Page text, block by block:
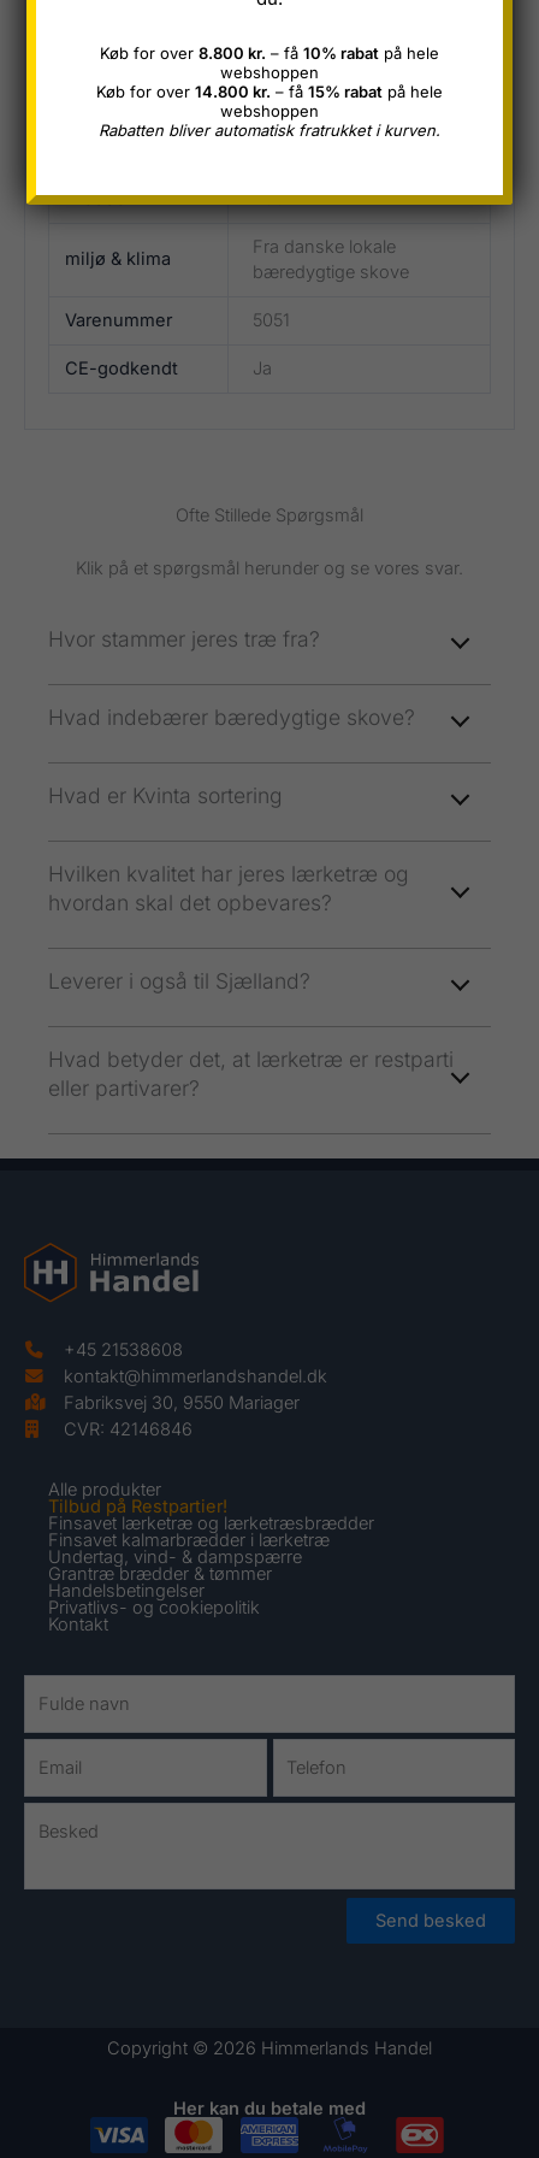
Længde 3600, 4200, 5100
Bredde 200
miljø & klima
Fra danske lokale
bæredygtige skove
Varenummer 5051
CE-godkendt Ja
Ofte Stillede Spørgsmål
Klik på et spørgsmål herunder og se vores svar.
Hvor stammer jeres træ fra?
Hvad indebærer bæredygtige skove?
Hvad er Kvinta sortering
Hvilken kvalitet har jeres lærketræ og
hvordan skal det opbevares?
Leverer i også til Sjælland?
Hvad betyder det, at lærketræ er restparti
eller partivarer?
+45 21538608
kontakt@himmerlandshandel.dk
Fabriksvej 30, 9550 Mariager
CVR: 42146846
Alle produkter
Tilbud på Restpartier!
Finsavet lærketræ og lærketræsbrædder
Finsavet kalmarbrædder i lærketræ
Undertag, vind- & dampspærre
Grantræ brædder & tømmer
Handelsbetingelser
Privatlivs- og cookiepolitik
Kontakt
Send besked
Copyright © 2026 Himmerlands Handel
Her kan du betale med
Køb for over 8.800 kr. – få 10% rabat på hele
webshoppen
Køb for over 14.800 kr. – få 15% rabat på hele
webshoppen
Rabatten bliver automatisk fratrukket i kurven.